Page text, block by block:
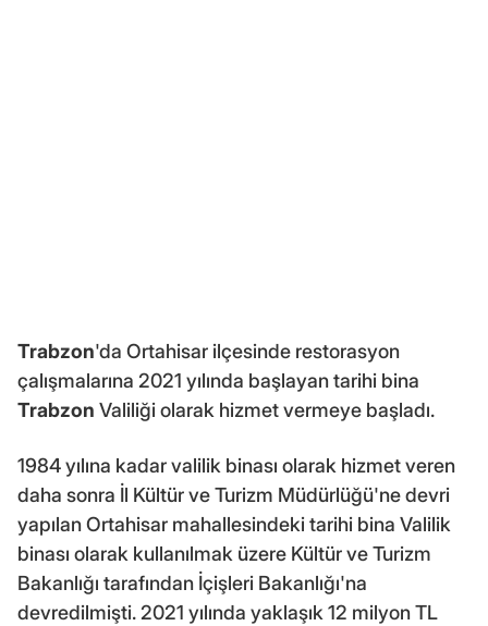
Trabzon'da Ortahisar ilçesinde restorasyon
çalışmalarına 2021 yılında başlayan tarihi bina
Trabzon Valiliği olarak hizmet vermeye başladı.
1984 yılına kadar valilik binası olarak hizmet veren
daha sonra İl Kültür ve Turizm Müdürlüğü'ne devri
yapılan Ortahisar mahallesindeki tarihi bina Valilik
binası olarak kullanılmak üzere Kültür ve Turizm
Bakanlığı tarafından İçişleri Bakanlığı'na
devredilmişti. 2021 yılında yaklaşık 12 milyon TL